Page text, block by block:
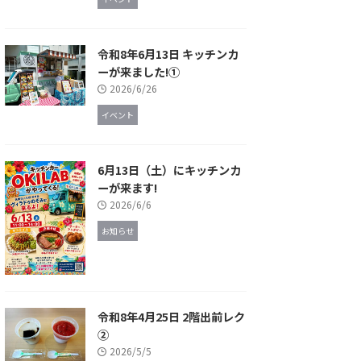
令和8年6月13日 キッチンカ
ーが来ました!①
2026/6/26
イベント
6月13日（土）にキッチンカ
ーが来ます!
2026/6/6
お知らせ
令和8年4月25日 2階出前レク
②
2026/5/5